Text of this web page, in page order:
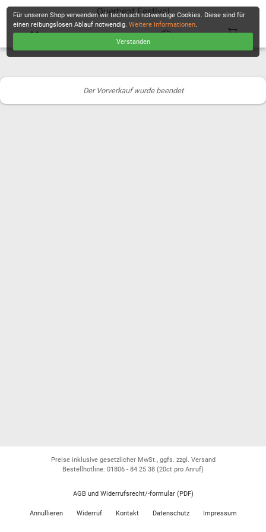
Querbeat Festival
Der Vorverkauf wurde beendet
Für unseren Shop verwenden wir technisch notwendige Cookies. Diese sind für
einen reibungslosen Ablauf notwendig.Weitere Informationen.
Verstanden
Preise inklusive gesetzlicher MwSt., ggfs. zzgl. Versand
Bestellhotline: 01806 - 84 25 38 (20ct pro Anruf)
AGB und Widerrufsrecht/-formular (PDF)
Annullieren Widerruf Kontakt Datenschutz Impressum